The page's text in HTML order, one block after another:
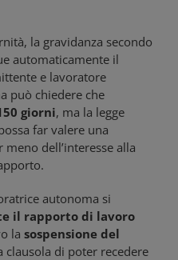
la gravidanza secondo
automaticamente il
e lavoratore
può chiedere che
giorni, ma la legge
far valere una
dell’interesse alla
autonoma si
il rapporto di lavoro
la sospensione del
clausola di poter recedere